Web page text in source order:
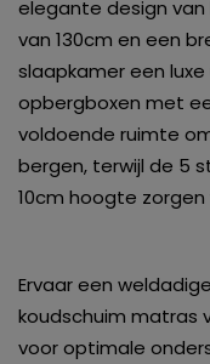
elegante design
van 130cm en een
slaapkamer een
opbergboxen met
voldoende ruimte
bergen, terwijl de 5
10cm hoogte
Ervaar een
koudschuim matras
voor optimale